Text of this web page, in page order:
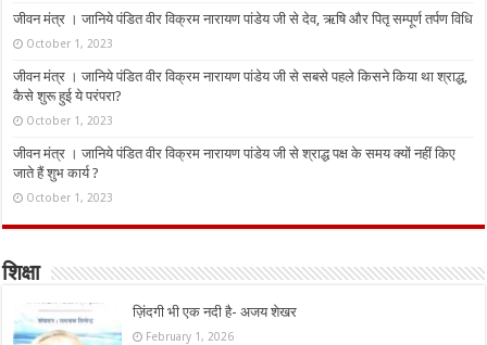
जीवन मंत्र । जानिये पंडित वीर विक्रम नारायण पांडेय जी से देव, ऋषि और पितृ सम्पूर्ण तर्पण विधि
October 1, 2023
जीवन मंत्र । जानिये पंडित वीर विक्रम नारायण पांडेय जी से सबसे पहले किसने किया था श्राद्ध,
कैसे शुरू हुई ये परंपरा?
October 1, 2023
जीवन मंत्र । जानिये पंडित वीर विक्रम नारायण पांडेय जी से श्राद्ध पक्ष के समय क्यों नहीं किए
जाते हैं शुभ कार्य ?
October 1, 2023
शिक्षा
ज़िंदगी भी एक नदी है- अजय शेखर
February 1, 2026